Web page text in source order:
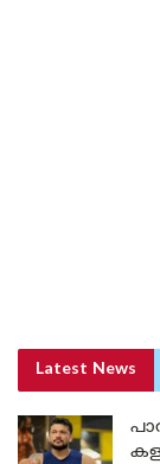
Latest News